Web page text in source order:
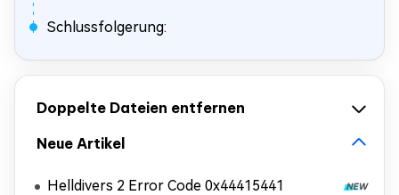
Schlussfolgerung:
Doppelte Dateien entfernen
Neue Artikel
Helldivers 2 Error Code 0x44415441